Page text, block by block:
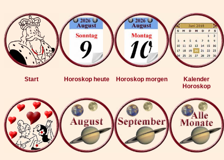
Start Horoskop heute Horoskop morgen
Kalender
Horoskop